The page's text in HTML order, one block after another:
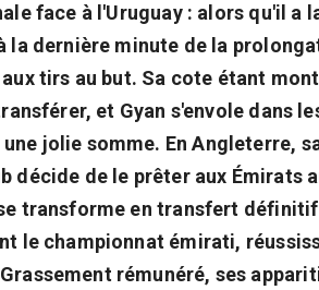
face à l'Uruguay : alors qu'il a
la dernière minute de la
tirs au but. Sa cote étant
et Gyan s'envole dans
jolie somme. En Angleterre,
décide de le prêter aux Émirats
transforme en transfert
le championnat émirati,
rémunéré, ses